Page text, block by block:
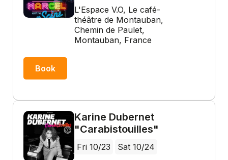
L'Espace V.O, Le café-
théâtre de Montauban,
Chemin de Paulet,
Montauban, France
Book
Karine Dubernet
"Carabistouilles"
Fri 10/23
Sat 10/24